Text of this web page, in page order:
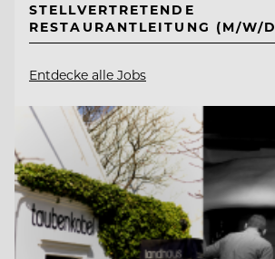
STELLVERTRETENDE
RESTAURANTLEITUNG (M/W/
Entdecke alle Jobs